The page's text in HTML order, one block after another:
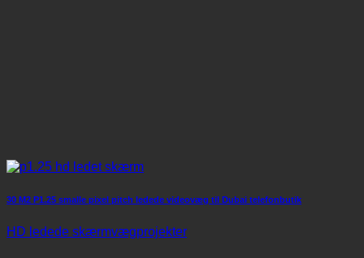
30 M2 P1.25 smalle pixel pitch ledede videovæg til Dubai telefonbutik
HD ledede skærmvægprojekter